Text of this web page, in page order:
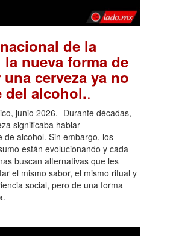
de la
la nueva forma de
cerveza ya no
del alcohol..
junio 2026.- Durante décadas,
significaba hablar
de alcohol. Sin embargo, los
están evolucionando y cada
buscan alternativas que les
el mismo sabor, el mismo ritual y
social, pero de una forma